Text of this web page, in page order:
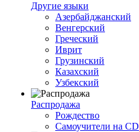
Другие языки
Азербайджанский
Венгерский
Греческий
Иврит
Грузинский
Казахский
Узбекский
Распродажа
Рождество
Самоучители на CD